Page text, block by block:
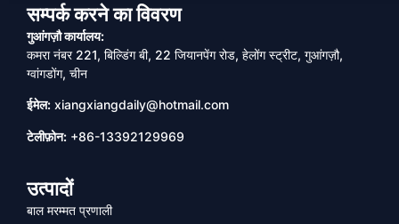
सम्पर्क करने का विवरण
गुआंगज़ौ कार्यालय:
कमरा नंबर 221, बिल्डिंग बी, 22 जियानपेंग रोड, हेलोंग स्ट्रीट, गुआंगज़ौ,
ग्वांगडोंग, चीन
ईमेल: xiangxiangdaily@hotmail.com
टेलीफ़ोन: +86-13392129969
उत्पादों
बाल मरम्मत प्रणाली